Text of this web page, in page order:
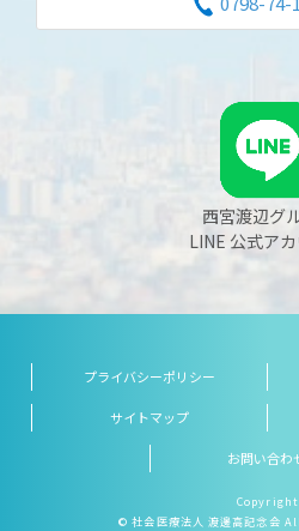
西宮渡辺グ
LINE 公式ア
プライバシーポリシー
サイトマップ
お問い合わ
Copyright
© 社会医療法人 渡邊高記念会